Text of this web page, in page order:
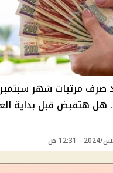
هل هتقبض قبل بداية